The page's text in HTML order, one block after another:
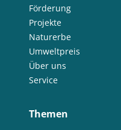
Förderung
Projekte
Naturerbe
Umweltpreis
Über uns
Service
Themen